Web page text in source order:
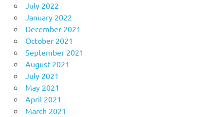
July 2022
January 2022
December 2021
October 2021
September 2021
August 2021
July 2021
May 2021
April 2021
March 2021